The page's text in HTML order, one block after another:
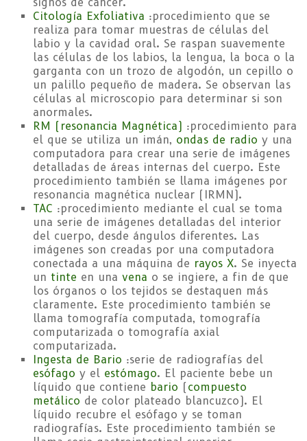
Citología Exfoliativa :procedimiento que se
realiza para tomar muestras de células del
labio y la cavidad oral. Se raspan suavemente
las células de los labios, la lengua, la boca o la
garganta con un trozo de algodón, un cepillo o
un palillo pequeño de madera. Se observan las
células al microscopio para determinar si son
anormales.
RM (resonancia Magnética) :procedimiento para
el que se utiliza un imán, ondas de radio y una
computadora para crear una serie de imágenes
detalladas de áreas internas del cuerpo. Este
procedimiento también se llama imágenes por
resonancia magnética nuclear (IRMN).
TAC :procedimiento mediante el cual se toma
una serie de imágenes detalladas del interior
del cuerpo, desde ángulos diferentes. Las
imágenes son creadas por una computadora
conectada a una máquina de rayos X. Se inyecta
un tinte en unavena o se ingiere, a fin de que
los órganos o los tejidos se destaquen más
claramente. Este procedimiento también se
llama tomografía computada, tomografía
computarizada o tomografía axial
computarizada.
Ingesta de Bario :serie de radiografías del
esófago y el estómago. El paciente bebe un
líquido que contiene bario (compuesto
metálico de color plateado blancuzco). El
líquido recubre el esófago y se toman
radiografías. Este procedimiento también se